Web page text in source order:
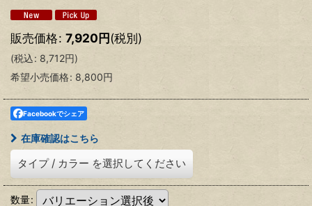
販売価格: 7,920円(税別)
(税込: 8,712円)
希望小売価格: 8,800円
Facebookでシェア
在庫確認はこちら
タイプ / カラー を選択してください
数量: